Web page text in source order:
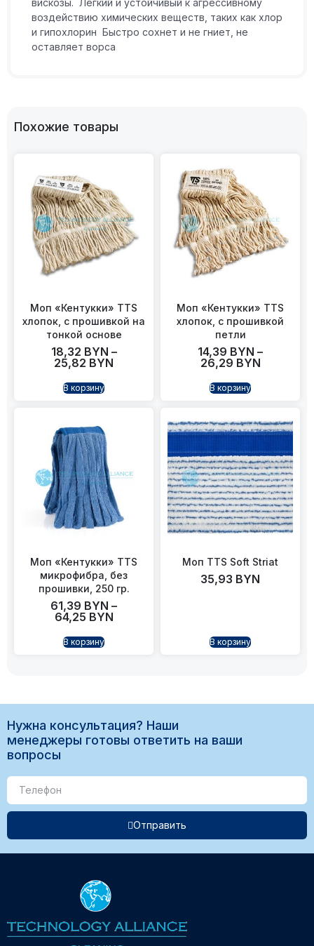
вискозы. Легкий и устойчивый к агрессивному
воздействию химических веществ, таких как хлор
и гипохлорин Быстро сохнет и не гниет, не
оставляет ворса
Похожие товары
Моп «Кентукки» TTS
хлопок, с прошивкой на
тонкой основе
18,32 BYN –
25,82 BYN
В корзину
Моп «Кентукки» TTS
хлопок, с прошивкой
петли
14,39 BYN –
26,29 BYN
В корзину
Моп «Кентукки» TTS
микрофибра, без
прошивки, 250 гр.
61,39 BYN –
64,25 BYN
В корзину
Моп TTS Soft Striat
35,93 BYN
В корзину
Нужна консультация? Наши
менеджеры готовы ответить на ваши
вопросы
Отправить